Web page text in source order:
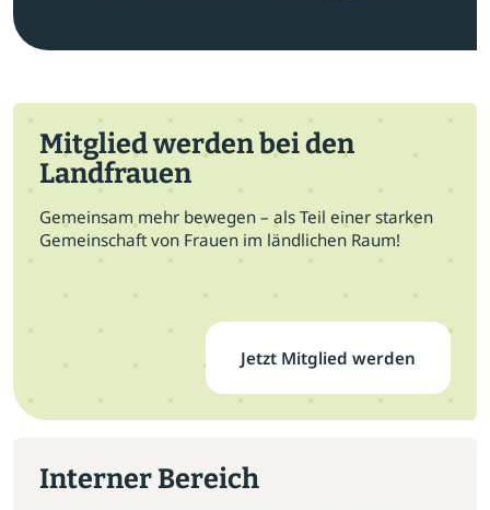
Mitglied werden bei den
Landfrauen
Gemeinsam mehr bewegen – als Teil einer starken
Gemeinschaft von Frauen im ländlichen Raum!
Jetzt Mitglied werden
Interner Bereich